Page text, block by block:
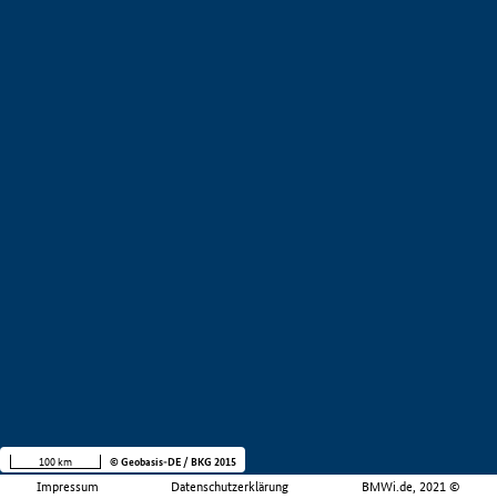
Impressum Datenschutzerklärung BMWi.de, 2021 ©
100 km © Geobasis-DE / BKG 2015